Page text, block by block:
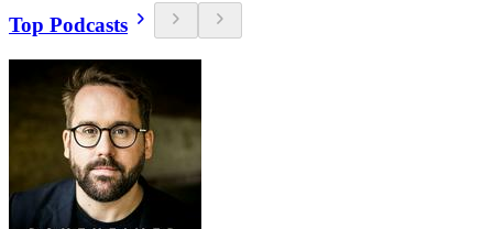
Top Podcasts